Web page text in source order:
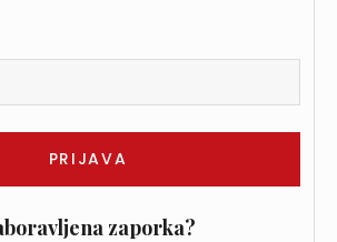
zaporka?